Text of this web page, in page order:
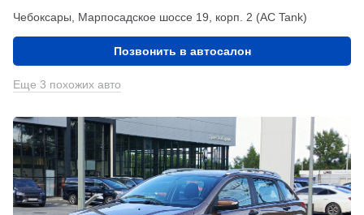
Чебоксары, Марпосадское шоссе 19, корп. 2 (АС Tank)
Позвонить в автосалон
Еще 3 похожих авто